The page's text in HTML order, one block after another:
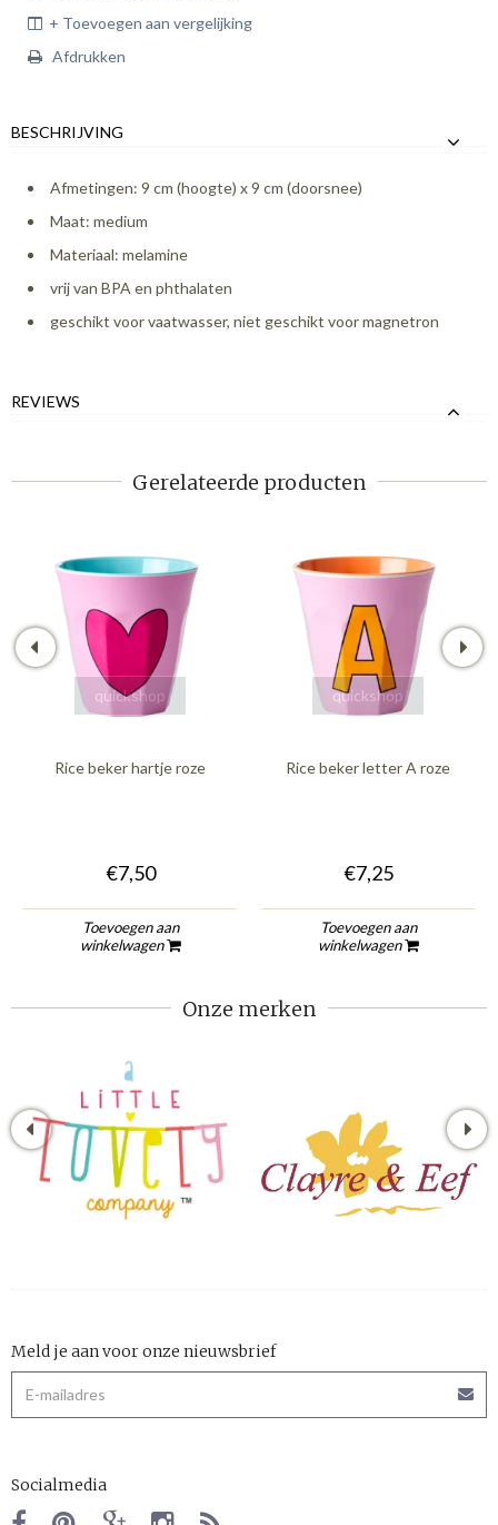
+ Toevoegen aan vergelijking
Afdrukken
BESCHRIJVING
Afmetingen: 9 cm (hoogte) x 9 cm (doorsnee)
Maat: medium
Materiaal: melamine
vrij van BPA en phthalaten
geschikt voor vaatwasser, niet geschikt voor magnetron
REVIEWS
Gerelateerde producten
quickshop
Rice beker hartje roze
€7,50
Toevoegen aan
winkelwagen
quickshop
Rice beker letter A roze
€7,25
Toevoegen aan
winkelwagen
Onze merken
Meld je aan voor onze nieuwsbrief
Socialmedia